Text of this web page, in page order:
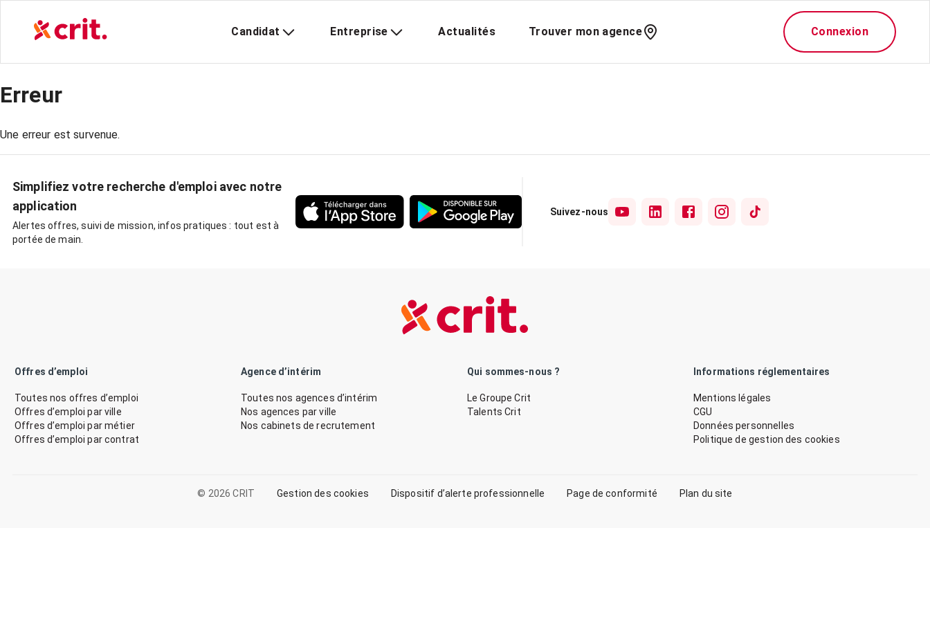
Candidat Entreprise Actualités Trouver mon agence Connexion
Erreur
Une erreur est survenue.
Simplifiez votre recherche d'emploi avec notre
application
Alertes offres, suivi de mission, infos pratiques : tout est à
portée de main.
Suivez-nous
Offres d’emploi
Toutes nos offres d’emploi
Offres d’emploi par ville
Offres d’emploi par métier
Offres d’emploi par contrat
Agence d’intérim
Toutes nos agences d’intérim
Nos agences par ville
Nos cabinets de recrutement
Qui sommes-nous ?
Le Groupe Crit
Talents Crit
Informations réglementaires
Mentions légales
CGU
Données personnelles
Politique de gestion des cookies
© 2026 CRIT Gestion des cookies Dispositif d’alerte professionnelle Page de conformité Plan du site